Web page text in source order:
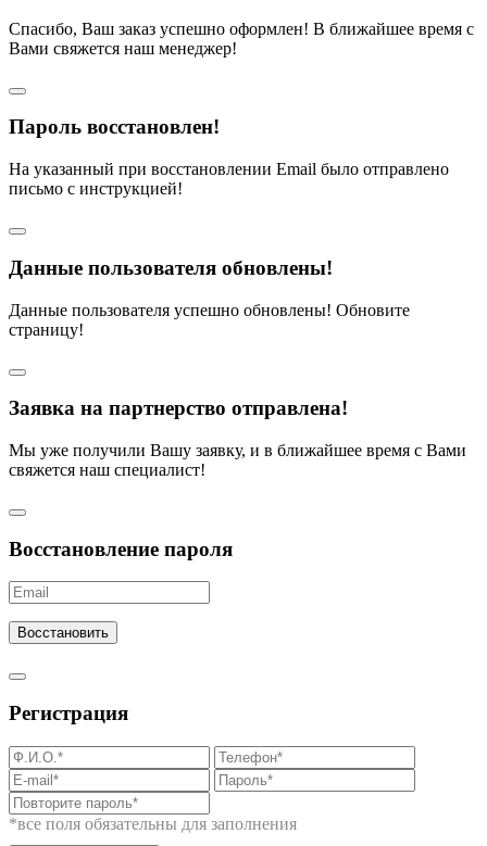
Спасибо, Ваш заказ успешно оформлен! В ближайшее время с
Вами свяжется наш менеджер!
Пароль восстановлен!
На указанный при восстановлении Email было отправлено
письмо с инструкцией!
Данные пользователя обновлены!
Данные пользователя успешно обновлены! Обновите
страницу!
Заявка на партнерство отправлена!
Мы уже получили Вашу заявку, и в ближайшее время с Вами
свяжется наш специалист!
Восстановление пароля
Восстановить
Регистрация
*все поля обязательны для заполнения